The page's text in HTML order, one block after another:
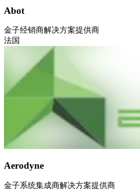
Abot
金子经销商解决方案提供商
法国
Aerodyne
金子系统集成商解决方案提供商